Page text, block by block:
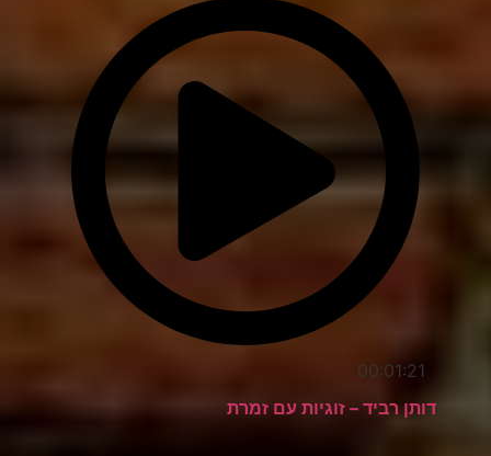
00:01:21
דותן רביד – זוגיות עם זמרת